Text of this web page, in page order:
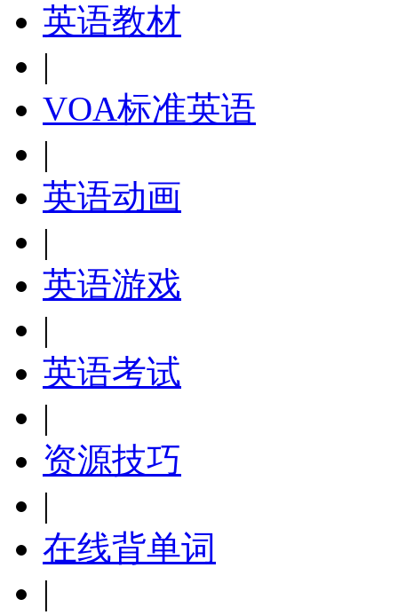
英语教材
|
VOA标准英语
|
英语动画
|
英语游戏
|
英语考试
|
资源技巧
|
在线背单词
|